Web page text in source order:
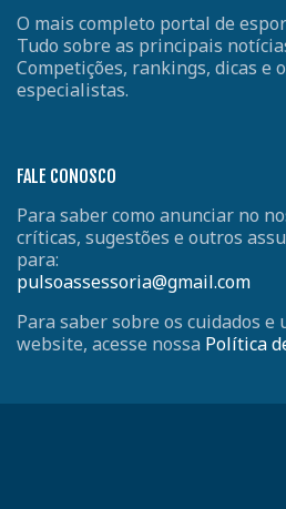
O mais completo portal de
Tudo sobre as principais
Competições, rankings, dicas e
especialistas.
FALE CONOSCO
Para saber como anunciar no
críticas, sugestões e outros
para:
pulsoassessoria@gmail.com
Para saber sobre os cuidados e
website, acesse nossa Política